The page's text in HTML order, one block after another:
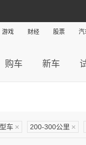
游戏 财经 股票 汽
购车 新车
车 × 200-300公里 ×